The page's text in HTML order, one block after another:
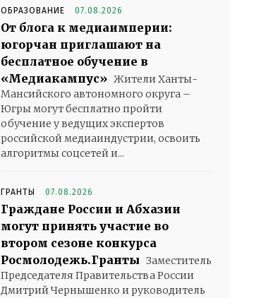
ОБРАЗОВАНИЕ 07.08.2026
От блога к медиаимперии:
югорчан приглашают на
бесплатное обучение в
«Медиакампус» Жители Ханты-
Мансийского автономного округа –
Югры могут бесплатно пройти
обучение у ведущих экспертов
российской медиаиндустрии, освоить
алгоритмы соцсетей и...
ГРАНТЫ 07.08.2026
Граждане России и Абхазии
могут принять участие во
втором сезоне конкурса
Росмолодежь.Гранты Заместитель
Председателя Правительства России
Дмитрий Чернышенко и руководитель